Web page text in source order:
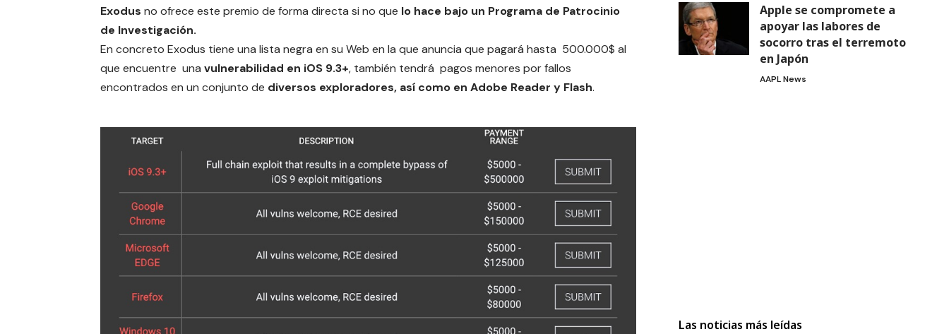
Exodus no ofrece este premio de forma directa si no que lo hace bajo un Programa de Patrocinio
de Investigación.
En concreto Exodus tiene una lista negra en su Web en la que anuncia que pagará hasta 500.000$ al
que encuentre una vulnerabilidad en iOS 9.3+, también tendrá pagos menores por fallos
encontrados en un conjunto de diversos exploradores, así como en Adobe Reader y Flash.
Apple se compromete a
apoyar las labores de
socorro tras el terremoto
en Japón
AAPL News
Las noticias más leídas